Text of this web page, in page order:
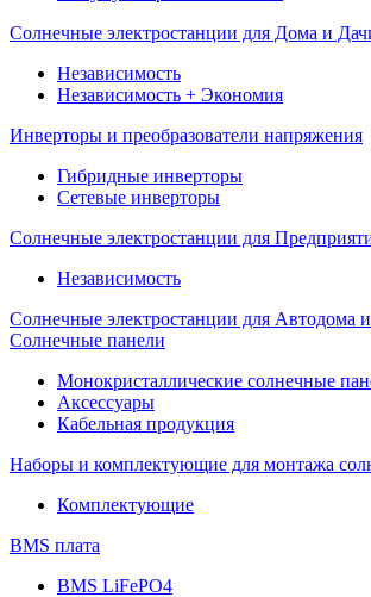
Солнечные электростанции для Дома и
Независимость
Независимость + Экономия
Инверторы и преобразователи напряжения
Гибридные инверторы
Сетевые инверторы
Солнечные электростанции для
Независимость
Солнечные электростанции для Автодома
Солнечные панели
Монокристаллические солнечные
Аксессуары
Кабельная продукция
Наборы и комплектующие для монтажа
Комплектующие
BMS плата
BMS LiFePO4